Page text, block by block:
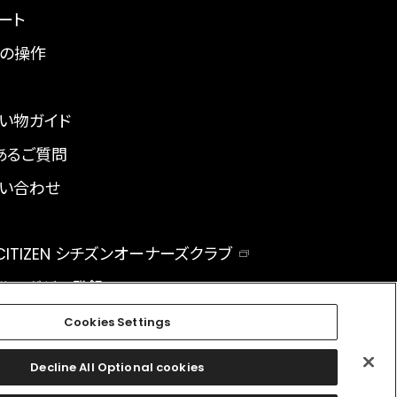
ト
操作
物ガイド
るご質問
合わせ
シチズンオーナーズクラブ
マガジン登録
facebookinstagramtwitter
Cookies Settings
Decline All Optional cookies